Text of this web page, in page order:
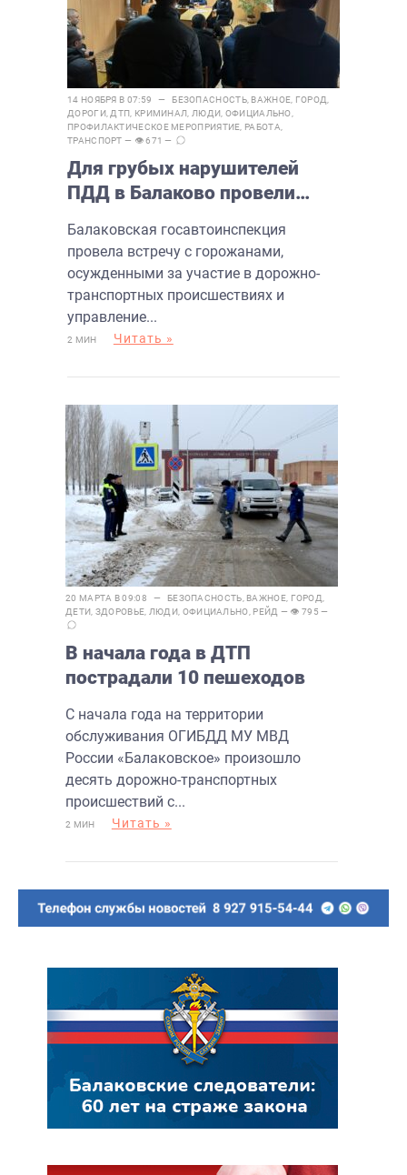
14 НОЯБРЯ В 07:59 — БЕЗОПАСНОСТЬ, ВАЖНОЕ ГОРОД
ДОРОГИ, ДТП КРИМИНАЛ ЛЮДИ ОФИЦИАЛЬНО
ПРОФИЛАКТИЧЕСКОЕ МЕРОПРИЯТИЕ РАБОТА
ТРАНСПОРТ — 👁 671 —
Для грубых нарушителей
ПДД в Балаково провели
Балаковская госавтоинспекция
провела встречу с горожанами,
осужденными за участие в дорожно-
транспортных происшествиях и
управление...
2 МИН Читать »
20 МАРТА В 09:08 — БЕЗОПАСНОСТЬ ВАЖНОЕ, ГОРОД
ДЕТИ ЗДОРОВЬЕ ЛЮДИ ОФИЦИАЛЬНО РЕЙД — 👁 795 —
В начала года в ДТП
пострадали 10 пешеходов
С начала года на территории
обслуживания ОГИБДД МУ МВД
России «Балаковское» произошло
десять дорожно-транспортных
происшествий с...
2 МИН Читать »